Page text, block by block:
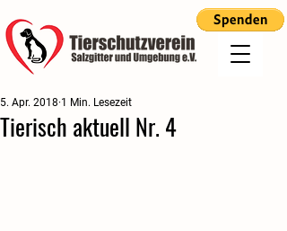
Tierisch aktuell Nr. 4
5. Apr. 2018 1 Min. Lesezeit